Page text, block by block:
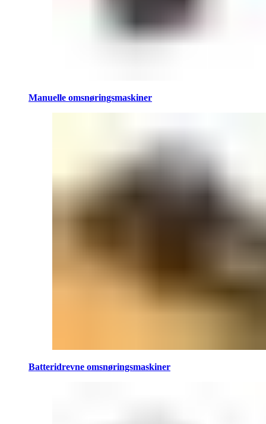
Manuelle omsnøringsmaskiner
Batteridrevne omsnøringsmaskiner